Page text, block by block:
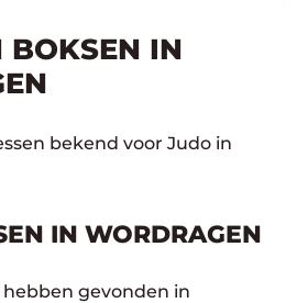
BOKSEN IN
bekend voor Judo in
IN WORDRAGEN
gevonden in